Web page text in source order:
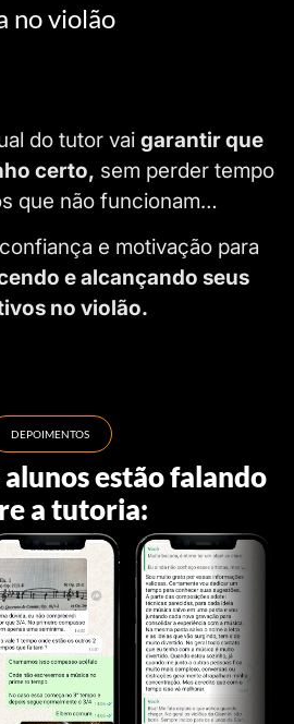
no violão
do tutor vai garantir que
certo, sem perder tempo
que não funcionam…
e motivação para
e alcançando seus
no violão.
DEPOIMENTOS
alunos estão falando
a tutoria: